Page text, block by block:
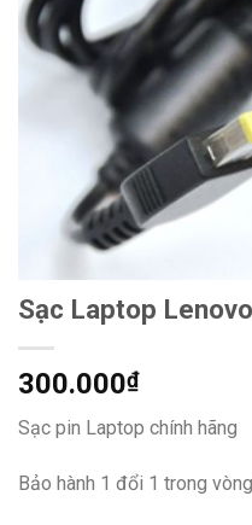
Sạc Laptop
300.000₫
Sạc pin Laptop chính hãng
Bảo hành 1 đổi 1 trong